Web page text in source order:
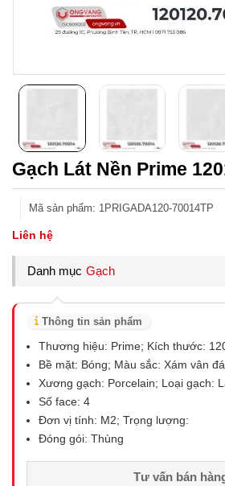
Gạch Lát Nền Prime
Mã sản phẩm: 1PRIGADA120-70014TP
Liên hệ
Danh mục Gạch
Thông tin sản phẩm
Thương hiệu: Prime; Kích thước:
Bề mặt: Bóng; Màu sắc: Xám vân đá
Xương gạch: Porcelain; Loại gạch:
Số face: 4
Đơn vị tính: M2; Trọng lượng:
Đóng gói: Thùng
Tư vấn bán